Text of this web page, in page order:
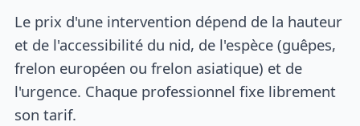
Le prix d'une intervention dépend de la hauteur
et de l'accessibilité du nid, de l'espèce (guêpes,
frelon européen ou frelon asiatique) et de
l'urgence. Chaque professionnel fixe librement
son tarif.